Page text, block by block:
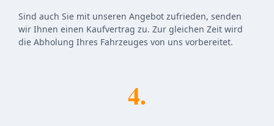
Sind auch Sie mit unseren Angebot zufrieden, senden
wir Ihnen einen Kaufvertrag zu. Zur gleichen Zeit wird
die Abholung Ihres Fahrzeuges von uns vorbereitet.
4.